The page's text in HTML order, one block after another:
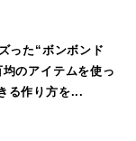
った“ボンボンド
のアイテムを使っ
る作り方を...